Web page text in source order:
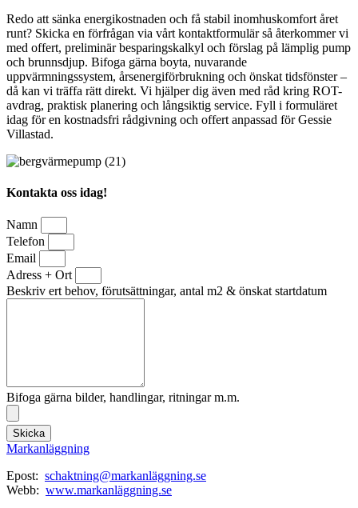
Redo att sänka energikostnaden och få stabil inomhuskomfort året
runt? Skicka en förfrågan via vårt kontaktformulär så återkommer vi
med offert, preliminär besparingskalkyl och förslag på lämplig pump
och brunnsdjup. Bifoga gärna boyta, nuvarande
uppvärmningssystem, årsenergiförbrukning och önskat tidsfönster –
då kan vi träffa rätt direkt. Vi hjälper dig även med råd kring ROT-
avdrag, praktisk planering och långsiktig service. Fyll i formuläret
idag för en kostnadsfri rådgivning och offert anpassad för Gessie
Villastad.
Kontakta oss idag!
Namn
Telefon
Email
Adress + Ort
Beskriv ert behov, förutsättningar, antal m2 & önskat startdatum
Bifoga gärna bilder, handlingar, ritningar m.m.
Skicka
Markanläggning
Epost: schaktning@markanläggning.se
Webb: www.markanläggning.se